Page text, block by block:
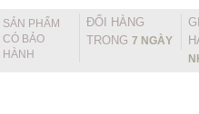
SẢN PHẨM
CÓ BẢO
HÀNH
ĐỔI HÀNG
TRONG 7 NGÀY